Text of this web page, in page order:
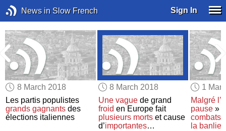
News in Slow French Sign In
8 March 2018
Les partis populistes
grands gagnants des
élections italiennes
8 March 2018
Une vaguede grand
froid en Europe fait
plusieurs mortset cause
d’importantes
1
Malgré
pause»
combats
la